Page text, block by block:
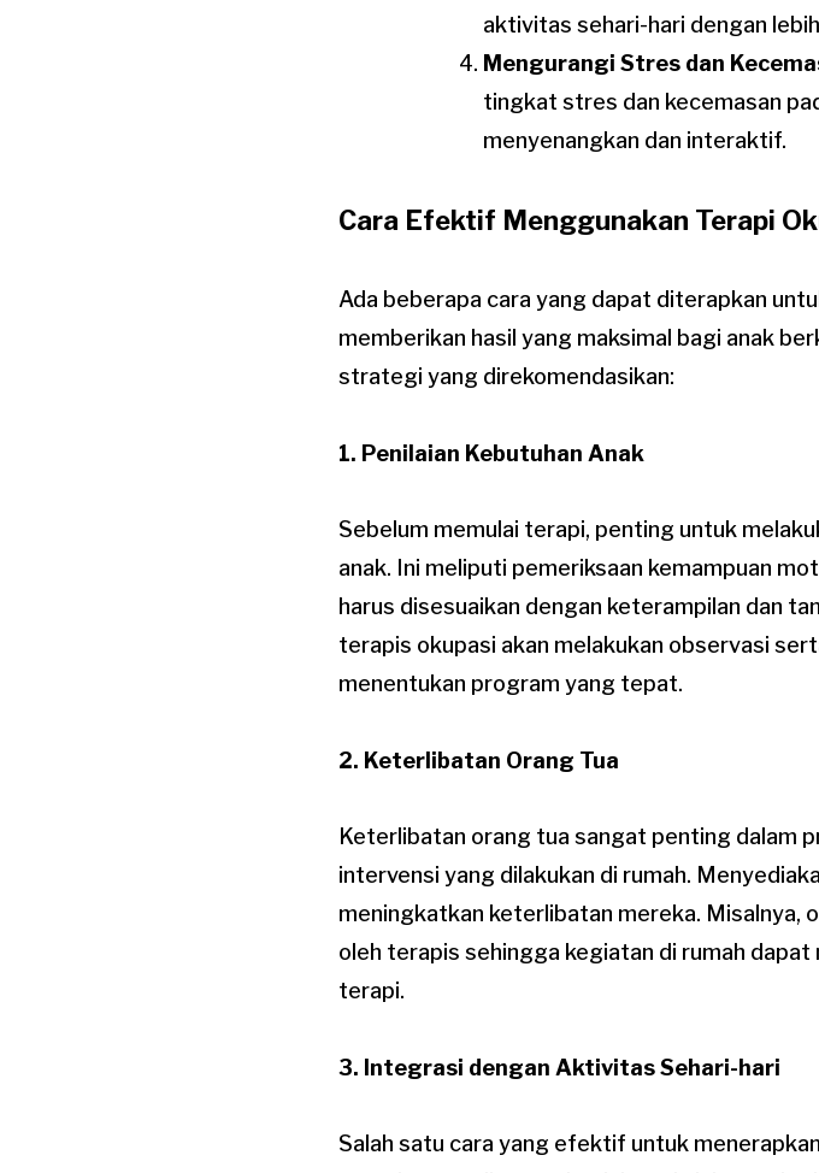
aktivitas sehari-hari dengan
Mengurangi Stres dan
tingkat stres dan kecemasan
menyenangkan dan interaktif.
Cara Efektif Menggunakan Terapi
Ada beberapa cara yang dapat diterapkan
memberikan hasil yang maksimal bagi anak
strategi yang direkomendasikan:
1. Penilaian Kebutuhan Anak
Sebelum memulai terapi, penting untuk
anak. Ini meliputi pemeriksaan kemampuan
harus disesuaikan dengan keterampilan dan
terapis okupasi akan melakukan observasi
menentukan program yang tepat.
2. Keterlibatan Orang Tua
Keterlibatan orang tua sangat penting dalam
intervensi yang dilakukan di rumah.
meningkatkan keterlibatan mereka. Misalnya,
oleh terapis sehingga kegiatan di rumah
terapi.
3. Integrasi dengan Aktivitas Sehari-hari
Salah satu cara yang efektif untuk